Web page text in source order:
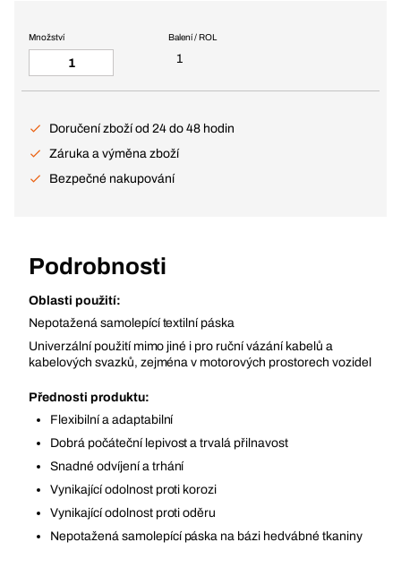
Balení / ROL
1
Množství
Doručení zboží od 24 do 48 hodin
Záruka a výměna zboží
Bezpečné nakupování
Podrobnosti
Oblasti použití:
Nepotažená samolepící textilní páska
Univerzální použití mimo jiné i pro ruční vázání kabelů a
kabelových svazků, zejména v motorových prostorech vozidel
Přednosti produktu:
Flexibilní a adaptabilní
Dobrá počáteční lepivost a trvalá přilnavost
Snadné odvíjení a trhání
Vynikající odolnost proti korozi
Vynikající odolnost proti oděru
Nepotažená samolepící páska na bázi hedvábné tkaniny